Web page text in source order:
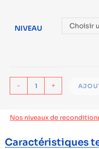
NIVEAU Choisir
- +
Nos niveaux de
Caractéristiques